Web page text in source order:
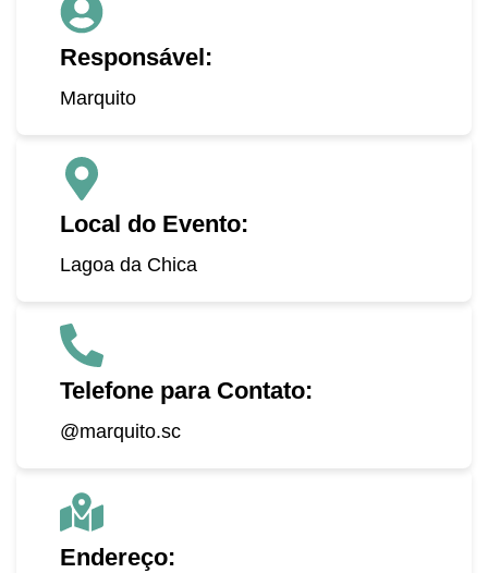
Responsável:
Marquito
Local do Evento:
Lagoa da Chica
Telefone para Contato:
@marquito.sc
Endereço: